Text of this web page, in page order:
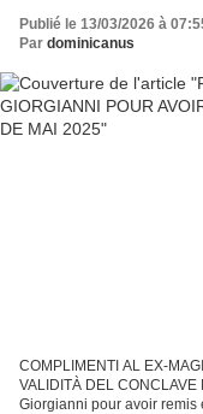
Publié le 13/03/2026 à
Par dominicanus
COMPLIMENTI AL EX-
VALIDITÀ DEL
Giorgianni pour avoir remis